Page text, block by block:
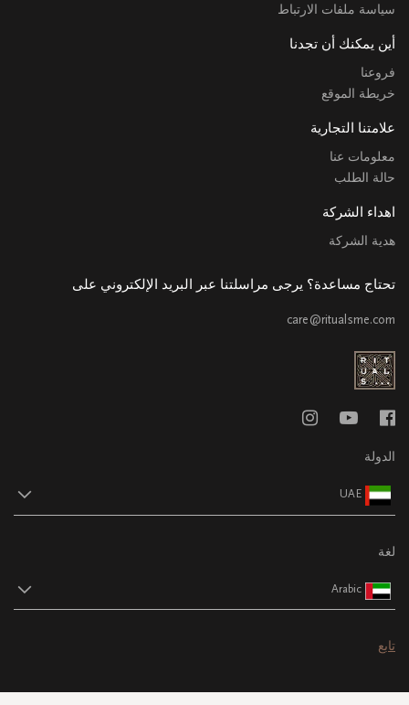
سياسة ملفات الارتباط
أين يمكنك أن تجدنا
فروعنا
خريطة الموقع
علامتنا التجارية
معلومات عنا
حالة الطلب
اهداء الشركة
هدية الشركة
تحتاج مساعدة؟ يرجى مراسلتنا عبر البريد الإلكتروني على
care@ritualsme.com
الدولة
UAE
لغة
Arabic
تابع